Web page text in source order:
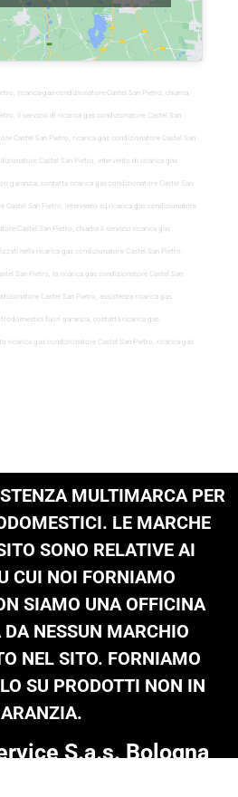
ricarica-gas-condizionatore-Castel San Pietro, chiama
il servizio di ricarica gas condizionatore Castel San
Castel San Pietro, ricarica gas condizionatore Castel San
Castel San Pietro, intervento di ricarica gas
garanzia, contatta ricarica gas condizionatore Castel San
Castel San Pietro, intervento su ricarica gas condizionatore
Castel San Pietro, chiama il servizio ricarica gas
nella ricarica gas condizionatore Castel San Pietro,
San Pietro, la ricarica gas condizionatore Castel San
Castel San Pietro, assistenza ricarica gas
fuori garanzia, contatta ricarica gas
ricarica gas condizionatore Castel San Pietro, ricarica gas
MULTIMARCA PER
LE MARCHE
SONO RELATIVE AI
CUI NOI FORNIAMO
SIAMO UNA OFFICINA
NESSUN MARCHIO
NEL SITO. FORNIAMO
SU PRODOTTI NON IN
S.a.s. Bologna